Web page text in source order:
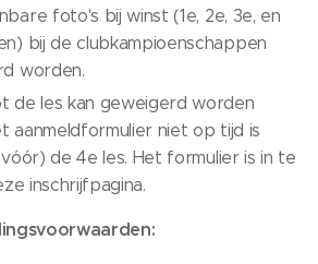
foto's bij winst (1e, 2e, 3e, en
bij de clubkampioenschappen
worden.
de les kan geweigerd worden
aanmeldformulier niet op tijd is
de 4e les. Het formulier is in te
inschrijfpagina.